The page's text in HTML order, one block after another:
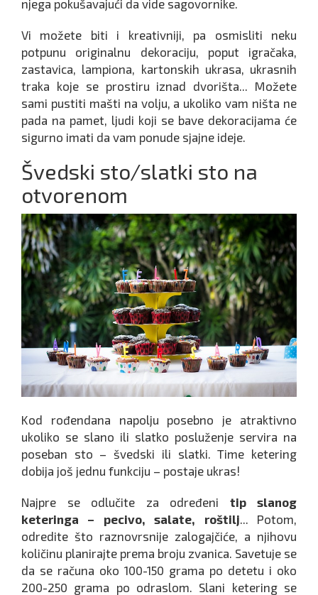
njega pokušavajući da vide sagovornike.
Vi možete biti i kreativniji, pa osmisliti neku
potpunu originalnu dekoraciju, poput igračaka,
zastavica, lampiona, kartonskih ukrasa, ukrasnih
traka koje se prostiru iznad dvorišta... Možete
sami pustiti mašti na volju, a ukoliko vam ništa ne
pada na pamet, ljudi koji se bave dekoracijama će
sigurno imati da vam ponude sjajne ideje.
Švedski sto/slatki sto na
otvorenom
Kod rođendana napolju posebno je atraktivno
ukoliko se slano ili slatko posluženje servira na
poseban sto – švedski ili slatki. Time ketering
dobija još jednu funkciju – postaje ukras!
Najpre se odlučite za određeni tip slanog
keteringa – pecivo, salate, roštilj ... Potom,
odredite što raznovrsnije zalogajčiće, a njihovu
količinu planirajte prema broju zvanica. Savetuje se
da se računa oko 100-150 grama po detetu i oko
200-250 grama po odraslom. Slani ketering se